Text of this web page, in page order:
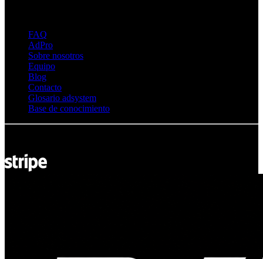
FAQ
AdPro
Sobre nosotros
Equipo
Blog
Contacto
Glosario adsystem
Base de conocimiento